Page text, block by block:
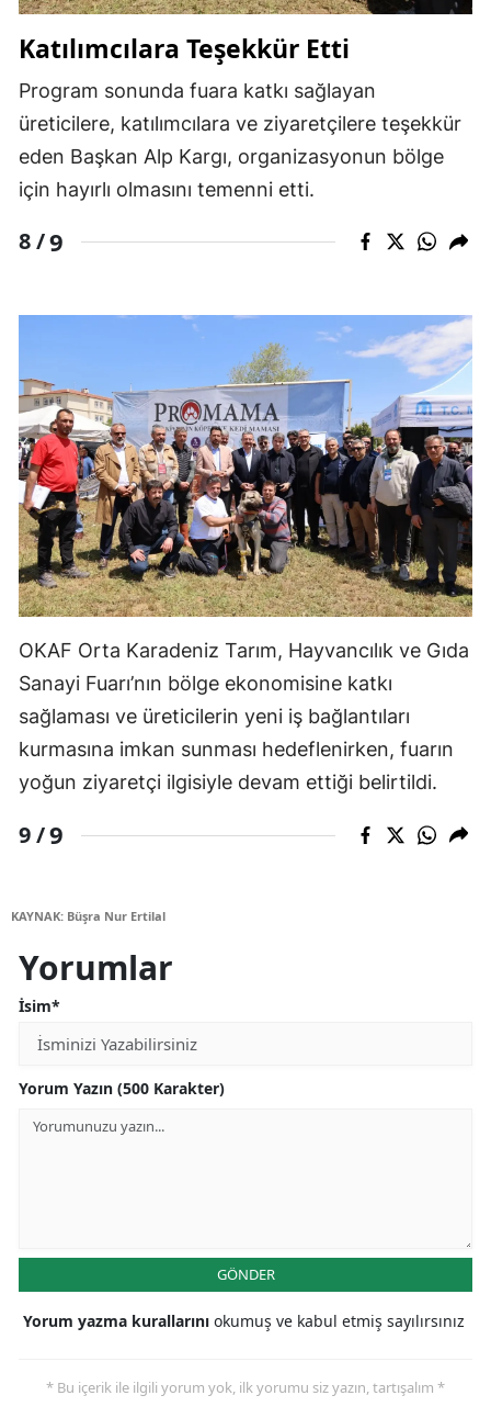
Katılımcılara Teşekkür Etti
Program sonunda fuara katkı sağlayan
üreticilere, katılımcılara ve ziyaretçilere teşekkür
eden Başkan Alp Kargı, organizasyonun bölge
için hayırlı olmasını temenni etti.
8 /9
OKAF Orta Karadeniz Tarım, Hayvancılık ve Gıda
Sanayi Fuarı’nın bölge ekonomisine katkı
sağlaması ve üreticilerin yeni iş bağlantıları
kurmasına imkan sunması hedeflenirken, fuarın
yoğun ziyaretçi ilgisiyle devam ettiği belirtildi.
9 /9
KAYNAK: Büşra Nur Ertilal
Yorumlar
İsim*
Yorum Yazın (500 Karakter)
GÖNDER
Yorum yazma kurallarını okumuş ve kabul etmiş sayılırsınız
* Bu içerik ile ilgili yorum yok, ilk yorumu siz yazın, tartışalım *